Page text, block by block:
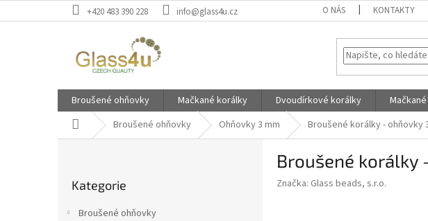
na
+420 483 390 228 info@glass4u.cz O NÁS KONTAKTY
Broušené ohňovky Mačkané korálky Dvoudírkové korálky
Domů Broušené ohňovky Ohňovky 3 mm Broušené korálky - ohňovky
kategorie
Kategorie
Broušené ohňovky
Broušené korálky
Značka: Glass beads, s.r.o.